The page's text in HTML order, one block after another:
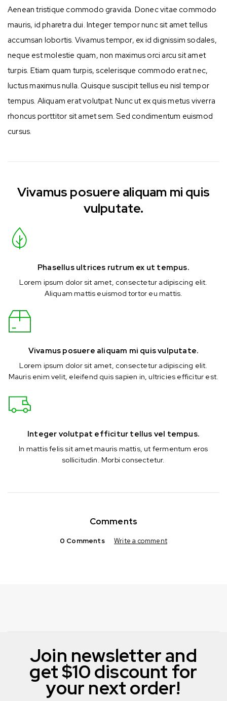
Aenean tristique commodo gravida. Donec vitae commodo
mauris, id pharetra dui. Integer tempor nunc sit amet tellus
accumsan lobortis. Vivamus tempor, ex id dignissim sodales,
neque est molestie quam, non maximus orci arcu sit amet
turpis. Etiam quam turpis, scelerisque commodo erat nec,
luctus maximus nulla. Quisque suscipit tellus eu nisl tempor
tempus. Aliquam erat volutpat. Nunc ut ex quis metus viverra
rhoncus porttitor sit amet sem. Sed condimentum euismod
cursus.
Vivamus posuere aliquam mi quis
vulputate.
Phasellus ultrices rutrum ex ut tempus.
Lorem ipsum dolor sit amet, consectetur adipiscing elit.
Aliquam mattis euismod tortor eu mattis.
Vivamus posuere aliquam mi quis vulputate.
Lorem ipsum dolor sit amet, consectetur adipiscing elit.
Mauris enim velit, eleifend quis sapien in, ultricies efficitur est.
Integer volutpat efficitur tellus vel tempus.
In mattis felis sit amet mauris mattis, ut fermentum eros
sollicitudin. Morbi consectetur.
Comments
0 Comments Write a comment
Join newsletter and
get $10 discount for
your next order!